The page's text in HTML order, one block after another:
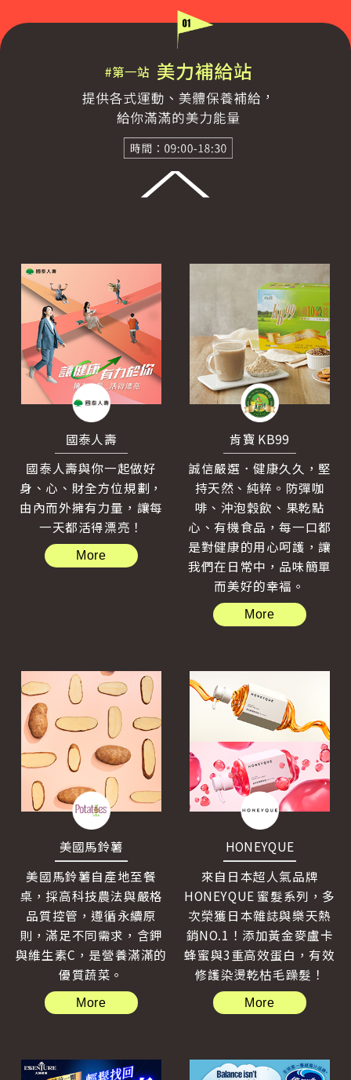
國泰人壽
國泰人壽與你一起做好
身、心、財全方位規劃，
由內而外擁有力量，讓每
一天都活得漂亮！
More
肯寶 KB99
誠信嚴選．健康久久，堅
持天然、純粹。防彈咖
啡、沖泡穀飲、果乾點
心、有機食品，每一口都
是對健康的用心呵護，讓
我們在日常中，品味簡單
而美好的幸褔。
More
美國馬鈴薯
美國馬鈴薯自產地至餐
桌，採高科技農法與嚴格
品質控管，遵循永續原
則，滿足不同需求，含鉀
與維生素C，是營養滿滿的
優質蔬菜。
More
HONEYQUE
來自日本超人氣品牌
HONEYQUE 蜜髮系列，多
次榮獲日本雜誌與樂天熱
銷NO.1！添加黃金麥盧卡
蜂蜜與3重高效蛋白，有效
修護染燙乾枯毛躁髮！
More